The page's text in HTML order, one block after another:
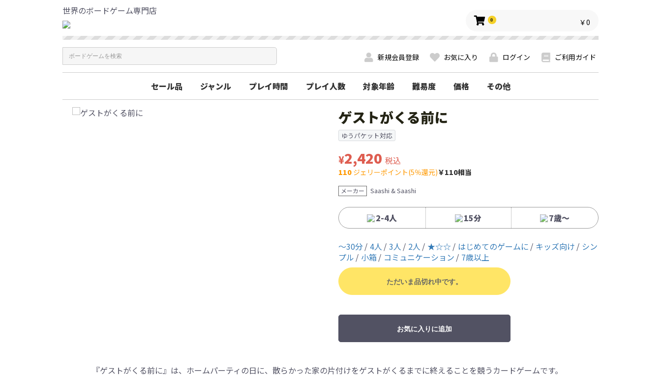
世界のボードゲーム専門店
0 ￥0
新規会員登録 お気に入り ログイン ご利用ガイド
セール品 ジャンル プレイ時間 プレイ人数 対象年齢 難易度 価格 その他
ゲストがくる前に
ゆうパケット対応
¥2,420 税込
110 ジェリーポイント(5％還元)￥110相当
メーカー Saashi & Saashi
2-4人 15分 7歳〜
〜30分 4人 3人 2人 ★☆☆ はじめてのゲームに キッズ向け
シン
プル
小箱 コミュニケーション 7歳以上
ただいま品切れ中です。
お気に入りに追加
『ゲストがくる前に』は、ホームパーティの日に、散らかった家の片付けをゲストがくるまでに終えることを競うカードゲームです。